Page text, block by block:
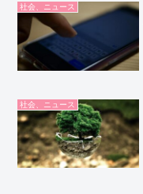
社会、ニュース
社会、ニュース